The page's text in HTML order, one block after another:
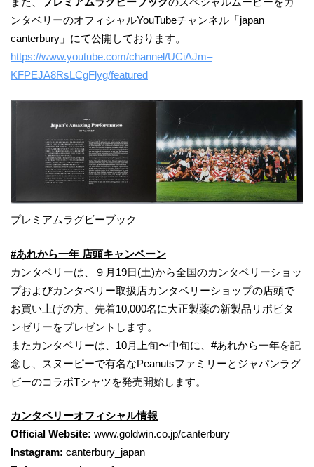
ンタベリーのオフィシャルYouTubeチャンネル「japan
canterbury」にて公開しております。
https://www.youtube.com/channel/UCiAJm–
KFPEJA8RsLCgFlyg/featured
プレミアムラグビーブック
#あれから一年 店頭キャンペーン
カンタベリーは、９月19日(土)から全国のカンタベリーショッ
プおよびカンタベリー取扱店カンタベリーショップの店頭で
お買い上げの方、先着10,000名に大正製薬の新製品リポビタ
ンゼリーをプレゼントします。
またカンタベリーは、10月上旬〜中旬に、#あれから一年を記
念し、スヌーピーで有名なPeanutsファミリーとジャパンラグ
ビーのコラボTシャツを発売開始します。
カンタベリーオフィシャル情報
Official Website: www.goldwin.co.jp/canterbury
Instagram: canterbury_japan